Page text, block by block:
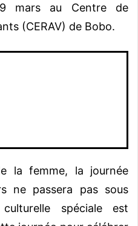
mars au Centre de
(CERAV) de Bobo.
la femme, la journée
ne passera pas sous
spéciale est